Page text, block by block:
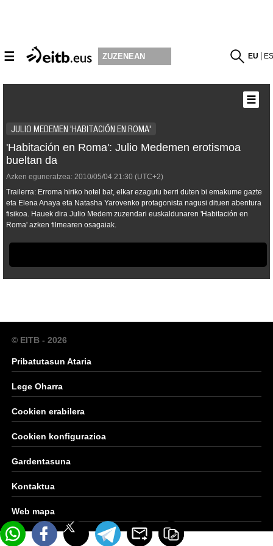
☰ ZUZENEAN EU
JULIO MEDEMEN 'HABITACIÓN EN ROMA'
'Habitación en Roma': Julio Medemen erotismoa
bueltan da
Azken eguneratzea: 2010/05/04 21:30 (UTC+2)
Trailerra: Erroma hiriko hotel bat, elkar ezagutu berri duten bi emakume gazte
eta Elena Anaya eta Natasha Yarovenko protagonista nagusi dituen abentura
fisikoa. Hauek dira Julio Medem zuzendari euskaldunaren 'Habitación en
Roma' azken filmearen osagaiak.
☰
© EITB - 2026
Pribatutasun Ataria
Lege Oharra
Cookien erabilera
Cookien konfigurazioa
Gardentasuna
Kontaktua
Web mapa